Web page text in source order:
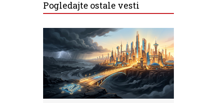
Pogledajte ostale vesti